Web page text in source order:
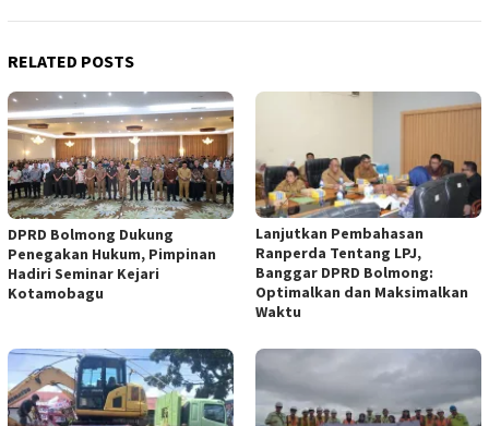
RELATED POSTS
DPRD Bolmong Dukung
Penegakan Hukum, Pimpinan
Hadiri Seminar Kejari
Kotamobagu
Lanjutkan Pembahasan
Ranperda Tentang LPJ,
Banggar DPRD Bolmong:
Optimalkan dan Maksimalkan
Waktu